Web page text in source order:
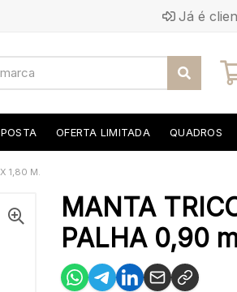
Já é
OFERTA LIMITADA QUADROS
1,80 M.
MANTA
PALHA 0,90